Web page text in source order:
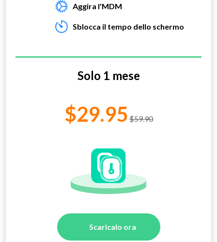
Aggira l'MDM
Sblocca il tempo dello schermo
Solo 1 mese
$29.95$59.90
Scaricalo ora